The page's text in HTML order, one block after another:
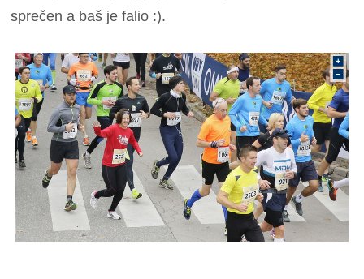
sprečen a baš je falio :).